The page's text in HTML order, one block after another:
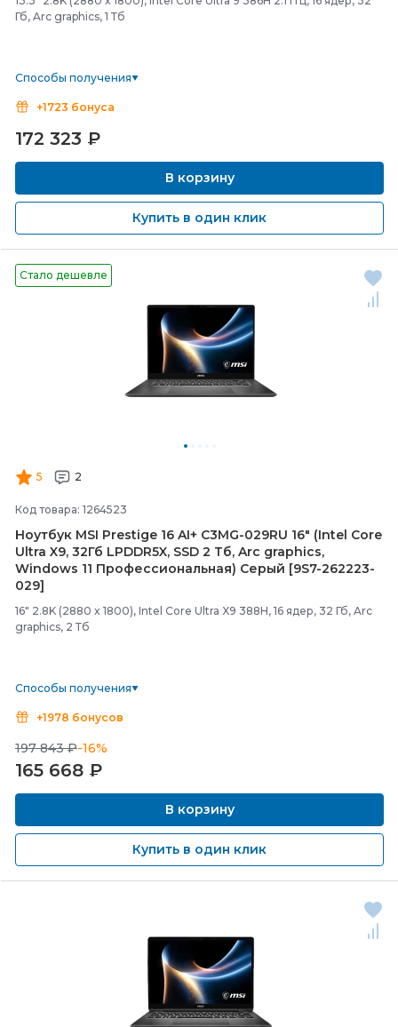
Гб, Arc graphics, 1 Тб
Способы получения
+1723 бонуса
172 323 ₽
В корзину
Купить в один клик
Стало дешевле
5 2
Код товара: 1264523
Ноутбук MSI Prestige 16 AI+ C3MG-029RU 16" (Intel Core
Ultra X9, 32Гб LPDDR5X, SSD 2 Тб, Arc graphics,
Windows 11 Профессиональная) Серый [9S7-262223-
029]
16" 2.8K (2880 x 1800), Intel Core Ultra X9 388H, 16 ядер, 32 Гб, Arc
graphics, 2 Тб
Способы получения
+1978 бонусов
197 843 ₽-16%
165 668 ₽
В корзину
Купить в один клик